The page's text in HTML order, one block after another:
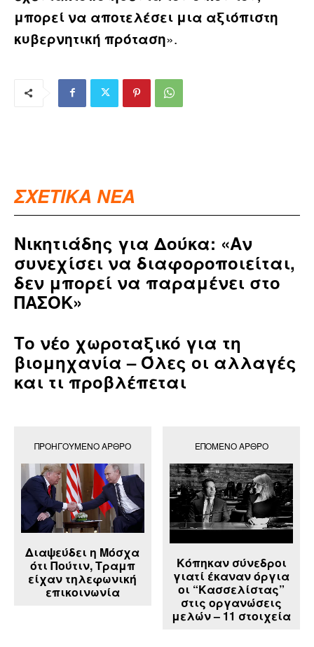
ΣΧΕΤΙΚΑ ΝΕΑ
Νικητιάδης για Δούκα: «Αν
συνεχίσει να διαφοροποιείται,
δεν μπορεί να παραμένει στο
ΠΑΣΟΚ»
Το νέο χωροταξικό για τη
βιομηχανία – Όλες οι αλλαγές
και τι προβλέπεται
μπορεί να αποτελέσει μια αξιόπιστη
κυβερνητική πρόταση».
ΠΡΟΗΓΟΎΜΕΝΟ ΆΡΘΡΟ
Διαψεύδει η Μόσχα
ότι Πούτιν, Τραμπ
είχαν τηλεφωνική
επικοινωνία
ΕΠΌΜΕΝΟ ΆΡΘΡΟ
Κόπηκαν σύνεδροι
γιατί έκαναν όργια
οι “Κασσελίστας”
στις οργανώσεις
μελών – 11 στοιχεία